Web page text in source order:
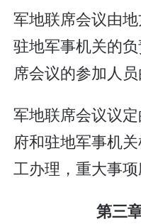
军地联席会议由
驻地军事机关的
席会议的参加人员
军地联席会议议
府和驻地军事机
工办理，重大事项
第三